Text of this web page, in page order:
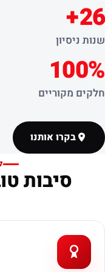
26+
שנות ניסיון
100%
חלקים מקוריים
בקרו אותנו
סיבות